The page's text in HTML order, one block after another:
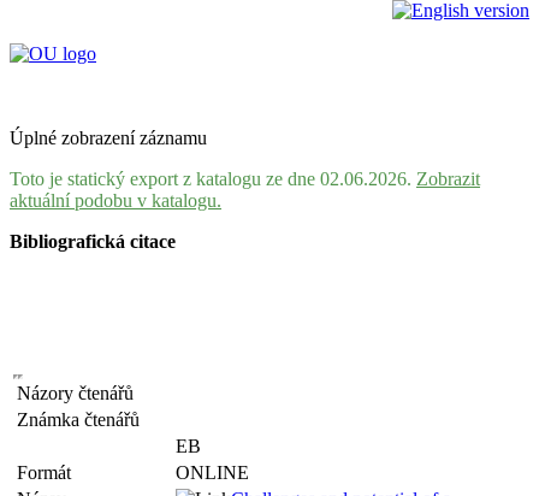
Úplné zobrazení záznamu
Toto je statický export z katalogu ze dne 02.06.2026. Zobrazit
aktuální podobu v katalogu.
Bibliografická citace
Názory čtenářů
Známka čtenářů
EB
Formát
ONLINE